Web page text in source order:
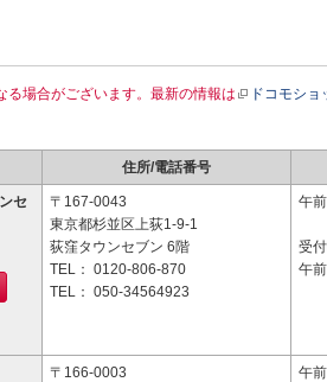
る場合がございます。最新の情報は ドコモシ
住所/電話番号
セ
〒167-0043
東京都杉並区上荻1-9-1
荻窪タウンセブン 6階
TEL： 0120-806-870
TEL： 050-34564923
午
受
午
〒166-0003
午